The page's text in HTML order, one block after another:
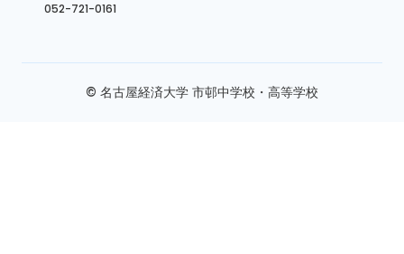
052-721-0161
© 名古屋経済大学 市邨中学校・高等学校